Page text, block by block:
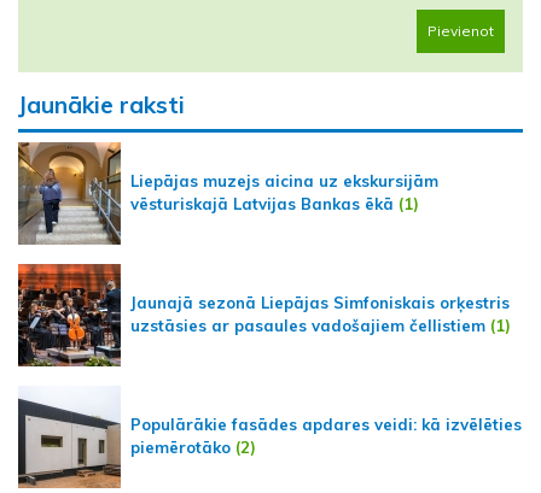
Pievienot
Jaunākie raksti
Liepājas muzejs aicina uz ekskursijām
vēsturiskajā Latvijas Bankas ēkā (1)
Jaunajā sezonā Liepājas Simfoniskais orķestris
uzstāsies ar pasaules vadošajiem čellistiem (1)
Populārākie fasādes apdares veidi: kā izvēlēties
piemērotāko (2)